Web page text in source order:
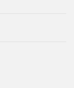
в разных